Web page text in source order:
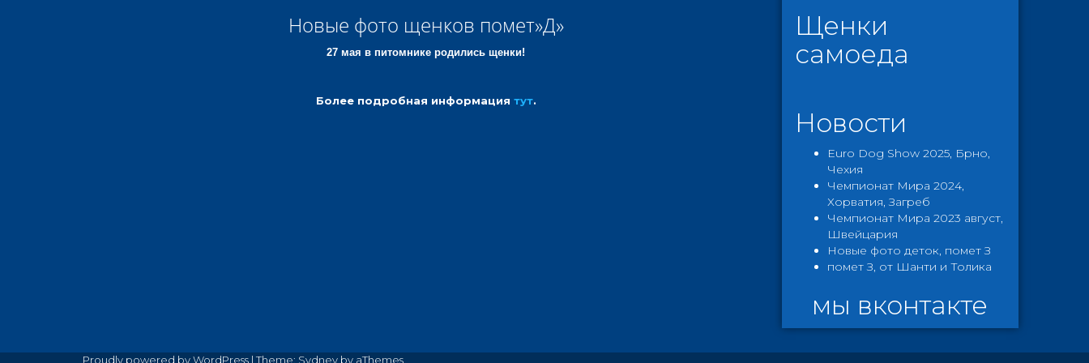
Новые фото щенков помет»Д»
27 мая в питомнике родились щенки!
Более подробная информация тут.
Щенки
самоеда
Новости
Euro Dog Show 2025, Брно,
Чехия
Чемпионат Мира 2024,
Хорватия, Загреб
Чемпионат Мира 2023 август,
Швейцария
Новые фото деток, помет З
помет З, от Шанти и Толика
мы вконтакте
Proudly powered by WordPress | Theme: Sydney by aThemes.